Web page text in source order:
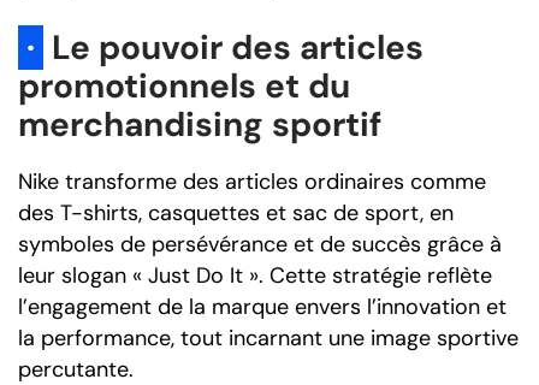
· Le pouvoir des articles
promotionnels et du
merchandising sportif
Nike transforme des articles ordinaires comme
des T-shirts, casquettes et sac de sport, en
symboles de persévérance et de succès grâce à
leur slogan « Just Do It ». Cette stratégie reflète
l’engagement de la marque envers l’innovation et
la performance, tout incarnant une image sportive
percutante.